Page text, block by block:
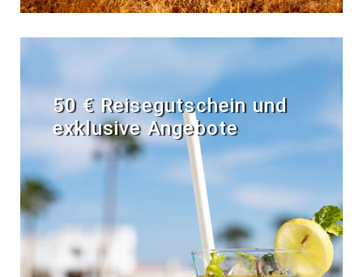
50 € Reisegutschein und
exklusive Angebote